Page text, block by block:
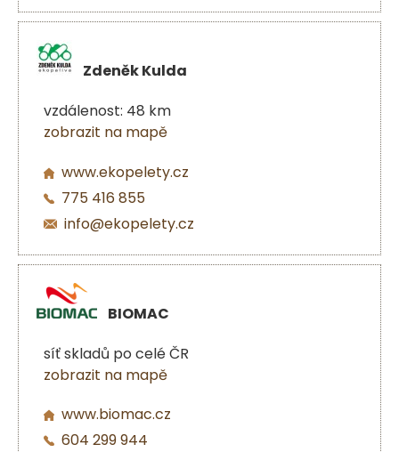
Zdeněk Kulda
vzdálenost: 48 km
zobrazit na mapě
www.ekopelety.cz
775 416 855
info@ekopelety.cz
BIOMAC
síť skladů po celé ČR
zobrazit na mapě
www.biomac.cz
604 299 944